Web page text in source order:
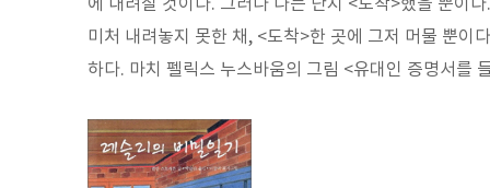
에 내려질 것이다. 그러나 나는 단지 <도착>했을 뿐이
미처 내려놓지 못한 채, <도착>한 곳에 그저 머물 뿐이
하다. 마치 펠릭스 누스바움의 그림 <유대인 증명서를